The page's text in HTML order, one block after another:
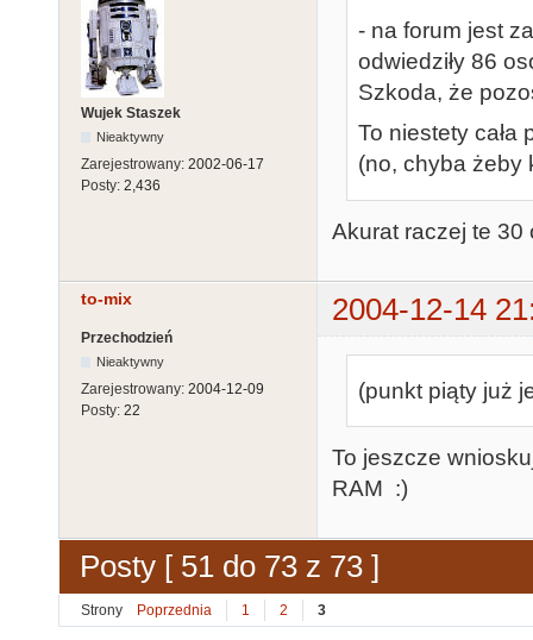
Wujek Staszek
Nieaktywny
Zarejestrowany: 2002-06-17
Posty: 2,436
- na forum jest
odwiedziły 86
Szkoda, że
To niestety cała
(no, chyba żeby
Akurat raczej te 30
to-mix 2004-12-14
Przechodzień
Nieaktywny
Zarejestrowany: 2004-12-09
Posty: 22
(punkt piąty już
To jeszcze
RAM :)
Posty [ 51 do 73 z 73 ]
Strony Poprzednia 1 2 3